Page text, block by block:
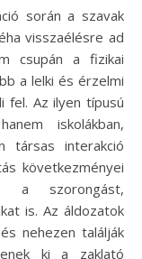
során a szavak
visszaélésre ad
csupán a fizikai
a lelki és érzelmi
fel. Az ilyen típusú
iskolákban,
társas interakció
következményei
a szorongást,
is. Az áldozatok
nehezen találják
ki a zaklató